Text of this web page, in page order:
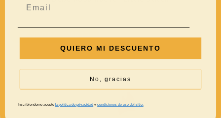
QUIERO MI DESCUENTO
No, gracias
Inscribiéndome acepto la política de privacidad ycondiciones de uso del sitio.